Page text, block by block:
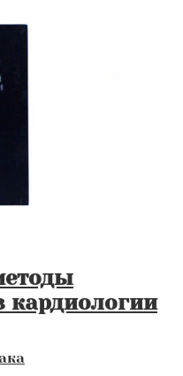
кардиологии